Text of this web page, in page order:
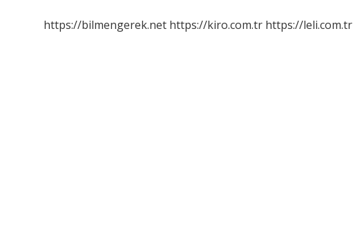
https://bilmengerek.net https://kiro.com.tr https://leli.com.tr